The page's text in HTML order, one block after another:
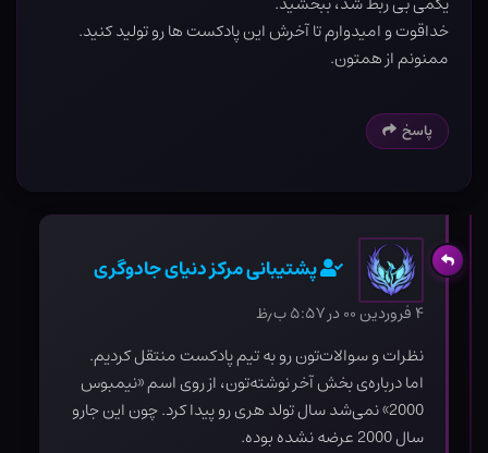
خداقوت و امیدوارم تا آخرش این پادکست ها رو تولید کنید.
ممنونم از همتون.
پاسخ
پشتیبانی مرکز دنیای جادوگری
۴ فروردین ۰۰ در ۵:۵۷ ب٫ظ
نظرات و سوالات‌تون رو به تیم پادکست منتقل کردیم.
اما درباره‌ی بخش آخر نوشته‌تون، از روی اسم «نیمبوس
2000» نمی‌شد سال تولد هری رو پیدا کرد. چون این جارو
سال 2000 عرضه نشده بوده.